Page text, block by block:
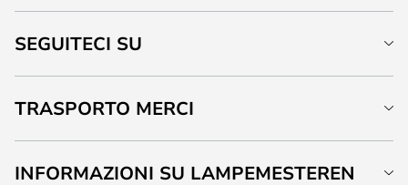
SEGUITECI SU
TRASPORTO MERCI
INFORMAZIONI SU LAMPEMESTEREN